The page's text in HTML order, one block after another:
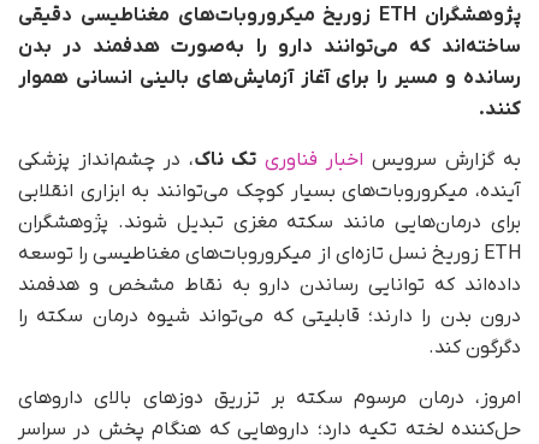
پژوهشگران ETH زوریخ میکروروبات‌های مغناطیسی دقیقی
ساخته‌اند که می‌توانند دارو را به‌صورت هدفمند در بدن
رسانده و مسیر را برای آغاز آزمایش‌های بالینی انسانی هموار
کنند.
به گزارش سرویس اخبار فناوری تک ناک، در چشم‌انداز پزشکی
آینده، میکروروبات‌های بسیار کوچک می‌توانند به ابزاری انقلابی
برای درمان‌هایی مانند سکته مغزی تبدیل شوند. پژوهشگران
ETH زوریخ نسل تازه‌ای از میکروروبات‌های مغناطیسی را توسعه
داده‌اند که توانایی رساندن دارو به نقاط مشخص و هدفمند
درون بدن را دارند؛ قابلیتی که می‌تواند شیوه درمان سکته را
دگرگون کند.
امروز، درمان مرسوم سکته بر تزریق دوزهای بالای داروهای
حل‌کننده لخته تکیه دارد؛ داروهایی که هنگام پخش در سراسر